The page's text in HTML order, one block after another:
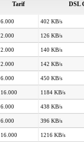
Tarif DSL
6.000 402 KB/s
2.000 126 KB/s
2.000 140 KB/s
2.000 142 KB/s
6.000 450 KB/s
16.000 1184 KB/s
6.000 438 KB/s
6.000 396 KB/s
16.000 1216 KB/s